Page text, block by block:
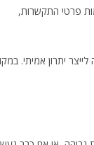
פרטי התקשרות,
לייצר יתרון אמיתי.